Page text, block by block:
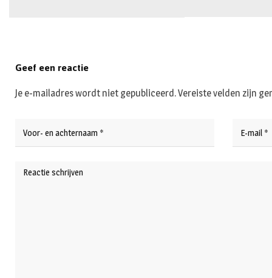
Geef een reactie
Je e-mailadres wordt niet gepubliceerd.Vereiste velden zijn